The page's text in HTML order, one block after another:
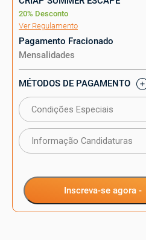
20% Desconto
Ver Regulamento
Pagamento Fracionado
Mensalidades
MÉTODOS DE PAGAMENTO
Condições Especiais
Informação Candidaturas
Inscreva-se agora -